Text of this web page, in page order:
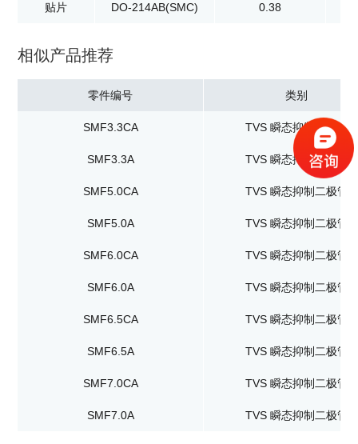
贴片 DO-214AB(SMC) 0.38
相似产品推荐
零件编号 类别
SMF3.3CA TVS 瞬态抑制二极管
SMF3.3A TVS 瞬态抑制二极管
SMF5.0CA TVS 瞬态抑制二极管
SMF5.0A TVS 瞬态抑制二极管
SMF6.0CA TVS 瞬态抑制二极管
SMF6.0A TVS 瞬态抑制二极管
SMF6.5CA TVS 瞬态抑制二极管
SMF6.5A TVS 瞬态抑制二极管
SMF7.0CA TVS 瞬态抑制二极管
SMF7.0A TVS 瞬态抑制二极管